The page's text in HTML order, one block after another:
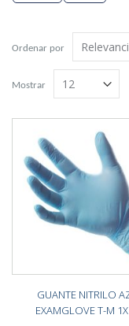
Ordenar por
Mostrar
GUANTE NITRILO
EXAMGLOVE T-M